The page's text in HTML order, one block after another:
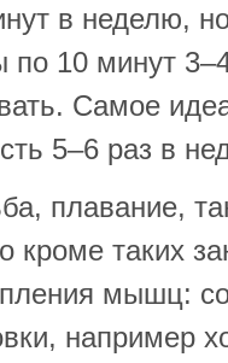
в неделю,
10 минут
Самое
5–6 раз в
плавание,
кроме таких
мышц:
например